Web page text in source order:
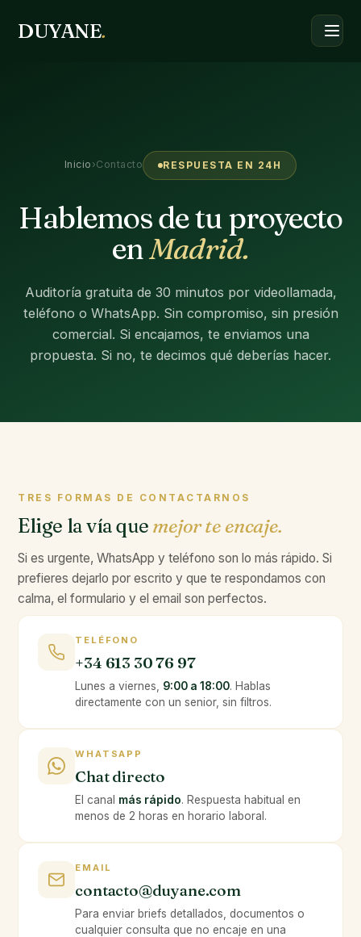
DUYANE.
Inicio ›Contacto RESPUESTA EN 24H
Hablemos de tu proyecto
enMadrid.
Auditoría gratuita de 30 minutos por videollamada,
teléfono o WhatsApp. Sin compromiso, sin presión
comercial. Si encajamos, te enviamos una
propuesta. Si no, te decimos qué deberías hacer.
TRES FORMAS DE CONTACTARNOS
Elige la vía que mejor te encaje.
Si es urgente, WhatsApp y teléfono son lo más rápido. Si
prefieres dejarlo por escrito y que te respondamos con
calma, el formulario y el email son perfectos.
TELÉFONO
+34 613 30 76 97
Lunes a viernes, 9:00 a 18:00. Hablas
directamente con un senior, sin filtros.
WHATSAPP
Chat directo
El canal más rápido. Respuesta habitual en
menos de 2 horas en horario laboral.
EMAIL
contacto@duyane.com
Para enviar briefs detallados, documentos o
cualquier consulta que no encaje en una